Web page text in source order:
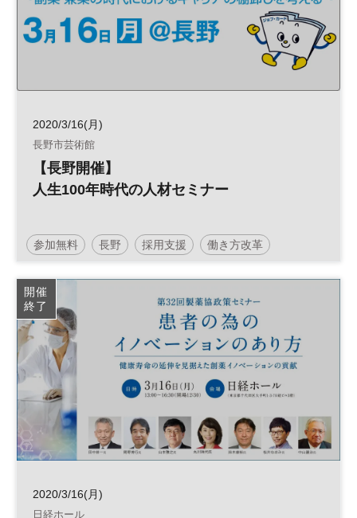
2020/3/16(月)
長野市芸術館
【長野開催】
人生100年時代の人材セミナー
参加無料 長野 採用支援 働き方改革
人材活用 人生100年時代 セカンドキャリア
平日夜開催
開催
終了
2020/3/16(月)
日経ホール